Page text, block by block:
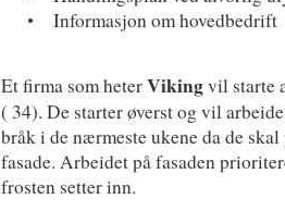
• Informasjon om hovedbedrift
Et firma som heterVikingvil starte
( 34). De starter øverst og vil
bråk i de nærmeste ukene da de
fasade. Arbeidet på fasaden
frosten setter inn.